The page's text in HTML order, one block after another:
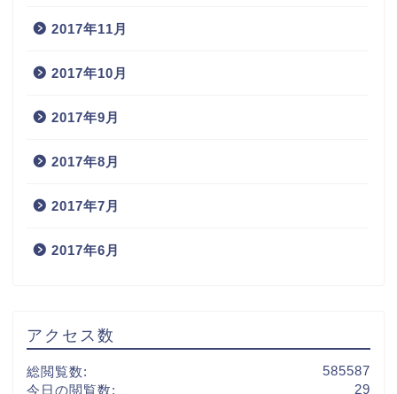
2017年11月
2017年10月
2017年9月
2017年8月
2017年7月
2017年6月
アクセス数
585587
総閲覧数:
29
今日の閲覧数: